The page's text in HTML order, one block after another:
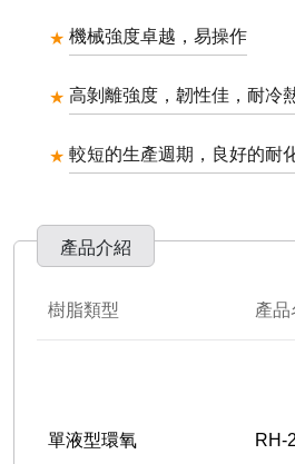
機械強度卓越，易操作
高剝離強度，韌性佳，耐冷
較短的生產週期，良好的耐
產品介紹
樹脂類型 產品
單液型環氧 RH-